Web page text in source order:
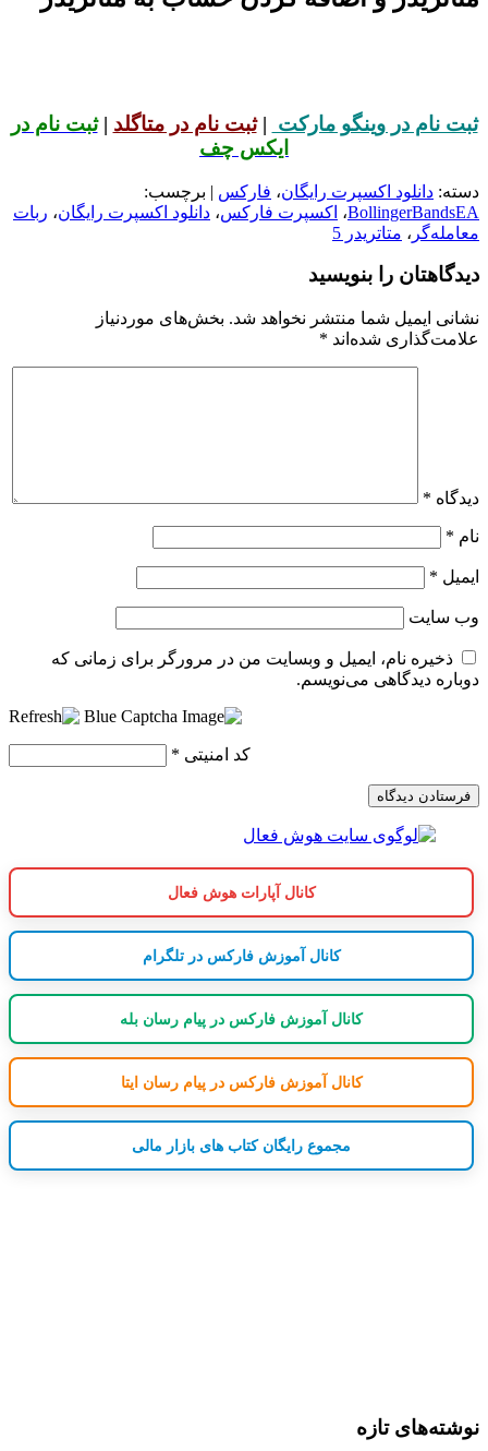
ثبت نام در وینگو مارکت |ثبت نام در متاگلد |ثبت نام در
ایکس چف
دسته: دانلود اکسپرت رایگان، فارکس | برچسب:
BollingerBandsEA، اکسپرت فارکس، دانلود اکسپرت رایگان، ربات
معامله‌گر ، متاتریدر 5
دیدگاهتان را بنویسید
نشانی ایمیل شما منتشر نخواهد شد. بخش‌های موردنیاز
علامت‌گذاری شده‌اند *
دیدگاه *
نام *
ایمیل *
وب‌ سایت
ذخیره نام، ایمیل و وبسایت من در مرورگر برای زمانی که
دوباره دیدگاهی می‌نویسم.
کد امنیتی *
کانال آپارات هوش فعال
کانال آموزش فارکس در تلگرام
کانال آموزش فارکس در پیام رسان بله
کانال آموزش فارکس در پیام رسان ایتا
مجموع رایگان کتاب های بازار مالی
نوشته‌های تازه